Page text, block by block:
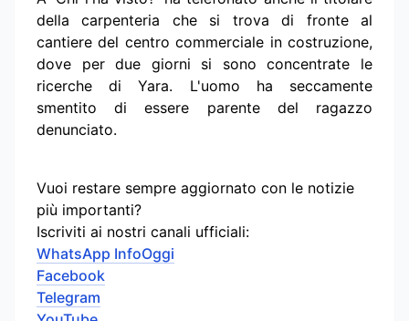
della carpenteria che si trova di fronte al
cantiere del centro commerciale in costruzione,
dove per due giorni si sono concentrate le
ricerche di Yara. L'uomo ha seccamente
smentito di essere parente del ragazzo
denunciato.
Vuoi restare sempre aggiornato con le notizie
più importanti?
Iscriviti ai nostri canali ufficiali:
WhatsApp InfoOggi
Facebook
Telegram